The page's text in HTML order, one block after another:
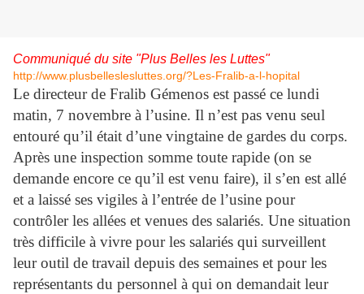
Communiqué du site "Plus Belles les Luttes"
http://www.plusbelleslesluttes.org/?Les-Fralib-a-l-hopital
Le directeur de Fralib Gémenos est passé ce lundi
matin, 7 novembre à l’usine. Il n’est pas venu seul
entouré qu’il était d’une vingtaine de gardes du corps.
Après une inspection somme toute rapide (on se
demande encore ce qu’il est venu faire), il s’en est allé
et a laissé ses vigiles à l’entrée de l’usine pour
contrôler les allées et venues des salariés. Une situation
très difficile à vivre pour les salariés qui surveillent
leur outil de travail depuis des semaines et pour les
représentants du personnel à qui on demandait leur